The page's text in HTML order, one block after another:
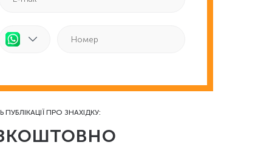
ПУБЛІКАЦІЇ ПРО ЗНАХІДКУ: